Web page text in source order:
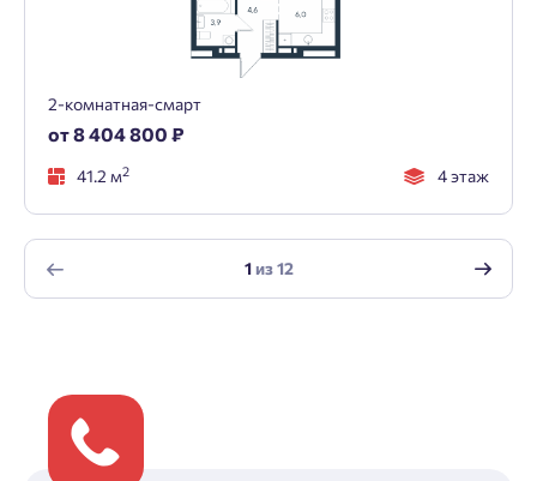
2-комнатная-смарт
от 8 404 800 ₽
41.2 м2 4 этаж
1из12